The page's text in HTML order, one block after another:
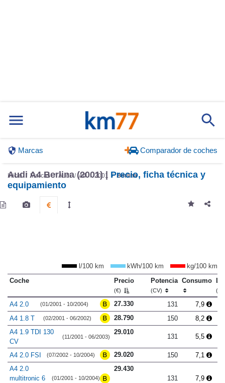
Marcas Comparador de coches
Inicio Marcas Audi A4 2001 Berlina
Audi A4 Berlina (2001) | Precio, ficha técnica y
equipamiento
l/100 km kWh/100 km
kg/100 km
Coche
Precio
(€)
Potencia
(CV)
Consumo
A4 2.0 (01/2001 - 10/2004) 27.330 131
7,9
A4 1.8 T
(02/2001 - 06/2002) 28.790 150
8,2
A4 1.9 TDI 130
CV
(11/2001 - 06/2003)
29.010
131 5,5
A4 2.0 FSI (07/2002 - 10/2004) 29.020 150
7,1
A4 2.0
multitronic 6
(01/2001 - 10/2004)
29.430
131
7,9